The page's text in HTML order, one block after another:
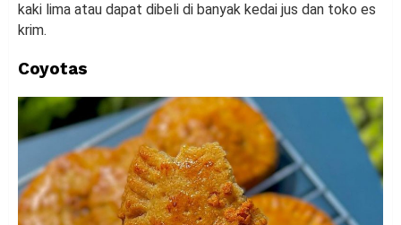
kaki lima atau dapat dibeli di banyak kedai jus dan toko es
krim.
Coyotas